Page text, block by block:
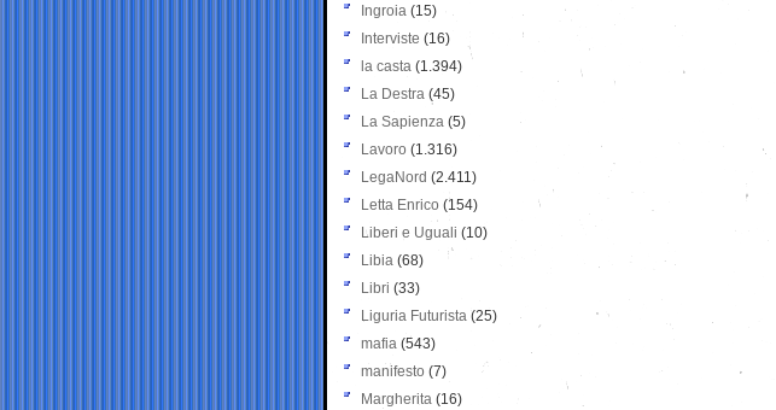
Ingroia (15)
Interviste (16)
la casta (1.394)
La Destra (45)
La Sapienza (5)
Lavoro (1.316)
LegaNord (2.411)
Letta Enrico (154)
Liberi e Uguali (10)
Libia (68)
Libri (33)
Liguria Futurista (25)
mafia (543)
manifesto (7)
Margherita (16)